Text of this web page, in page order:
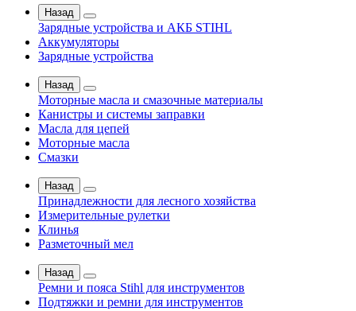
Назад
Зарядные устройства и АКБ STIHL
Аккумуляторы
Зарядные устройства
Назад
Моторные масла и смазочные материалы
Канистры и системы заправки
Масла для цепей
Моторные масла
Смазки
Назад
Принадлежности для лесного хозяйства
Измерительные рулетки
Клинья
Разметочный мел
Назад
Ремни и пояса Stihl для инструментов
Подтяжки и ремни для инструментов